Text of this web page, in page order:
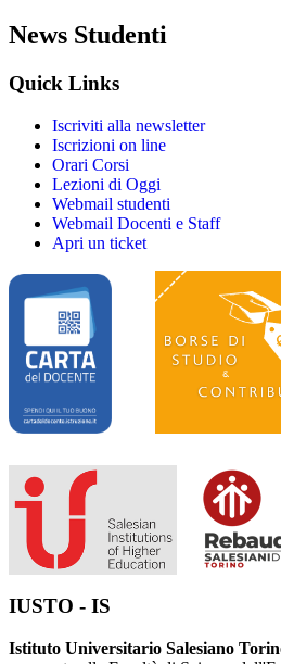
News Studenti
Quick Links
Iscriviti alla newsletter
Iscrizioni on line
Orari Corsi
Lezioni di Oggi
Webmail studenti
Webmail Docenti e Staff
Apri un ticket
IUSTO - IS
Istituto Universitario Salesiano